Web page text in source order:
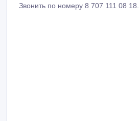
Звонить по номеру 8 707 111 08 18.